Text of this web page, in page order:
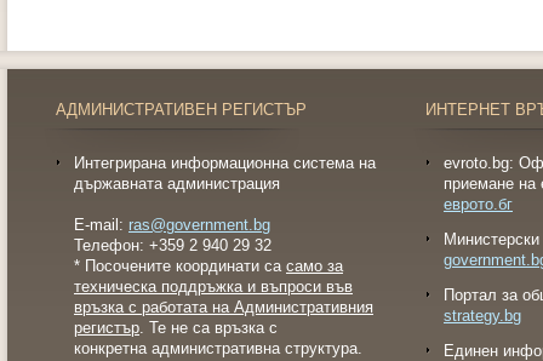
АДМИНИСТРАТИВЕН РЕГИСТЪР
Интегрирана информационна система на
държавната администрация
E-mail: ras@government.bg
Телефон: +359 2 940 29 32
* Посочените координати са само за
техническа поддръжка и въпроси във
връзка с работата на Административния
регистър. Те не са връзка с
конкретна административна структура.
ИНТЕРНЕТ
evroto.bg:
приемане на
еврото.бг
Портал за
strategy.bg
Eдинен